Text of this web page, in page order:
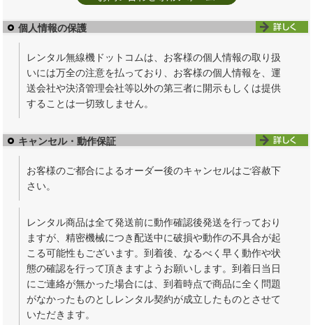
個人情報の保護
レンタル無線機ドットコムは、お客様の個人情報の取り扱
いには万全の注意を払っており、お客様の個人情報を、運
送会社や決済管理会社等以外の第三者に開示もしくは提供
することは一切致しません。
キャンセル・動作保証
お客様のご都合によるオーダー後のキャンセルはご容赦下
さい。
レンタル商品は全て発送前に動作確認後発送を行っており
ますが、精密機械につき配送中に破損や動作の不具合が起
こる可能性もございます。到着後、なるべく早く動作や状
態の確認を行って頂きますようお願いします。到着日当日
にご連絡が無かった場合には、到着時点で商品に全く問題
がなかったものとしレンタル契約が成立したものとさせて
いただきます。